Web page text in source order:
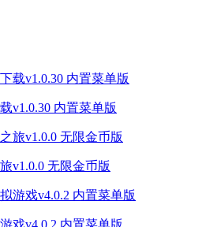
v1.0.30 内置菜单版
v1.0.0 无限金币版
戏v4.0.2 内置菜单版